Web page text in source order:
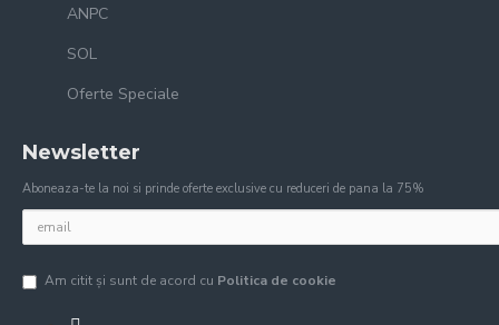
ANPC
SOL
Oferte Speciale
Newsletter
Aboneaza-te la noi si prinde oferte exclusive cu reduceri de pana la 75%
Am citit şi sunt de acord cu Politica de cookie